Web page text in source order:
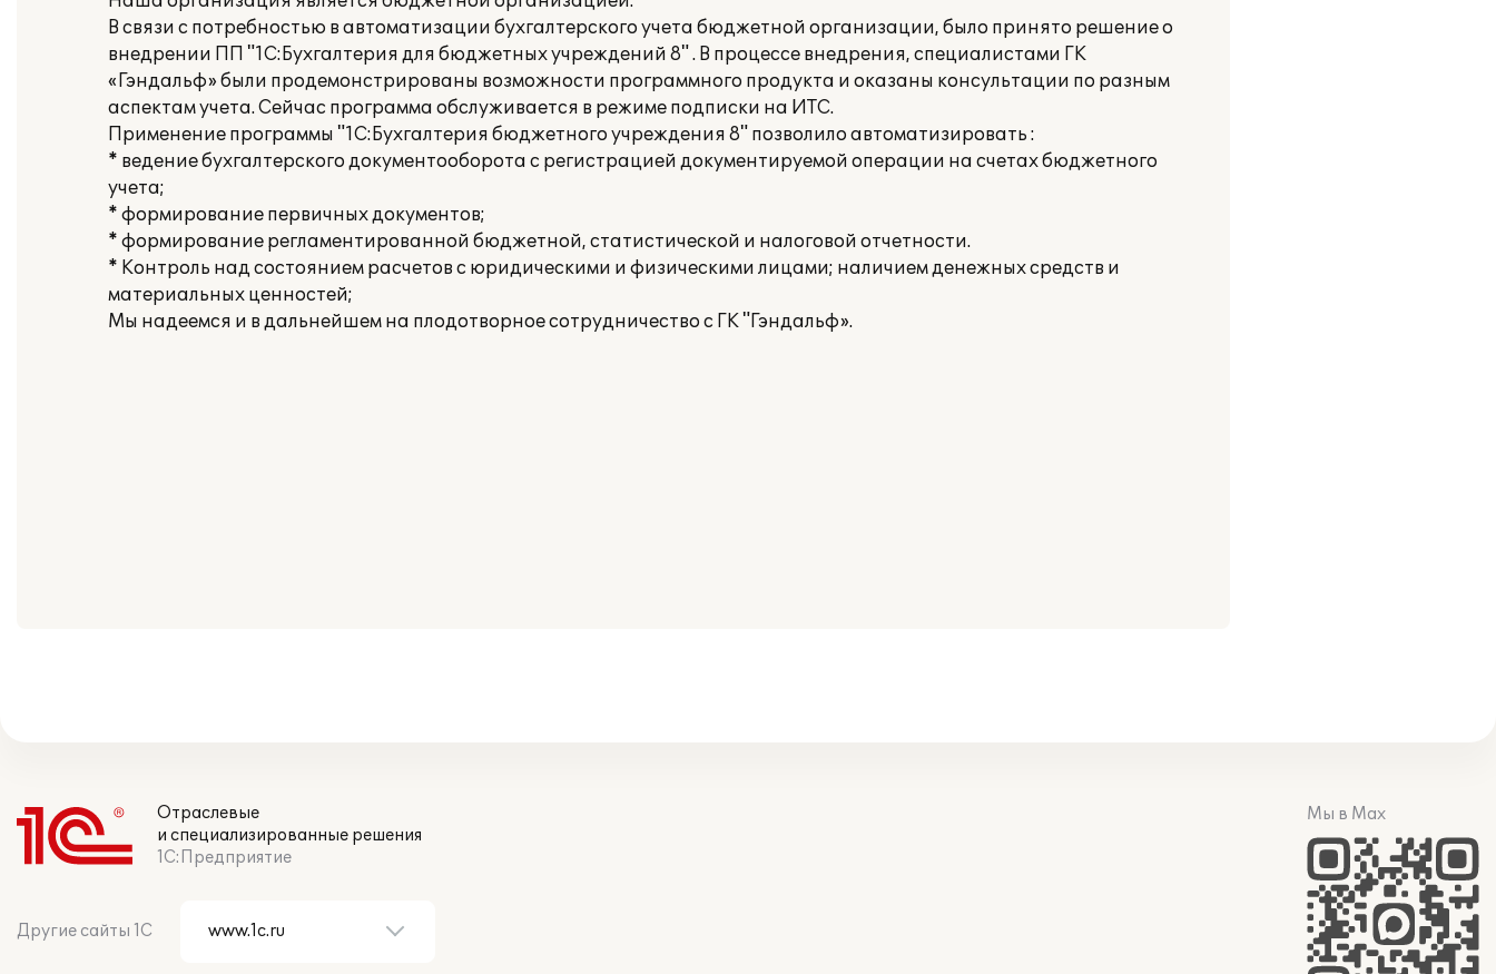
В связи с потребностью в автоматизации бухгалтерского учета бюджетной организации, было принято решение о
внедрении ПП "1С:Бухгалтерия для бюджетных учреждений 8" . В процессе внедрения, специалистами ГК
«Гэндальф» были продемонстрированы возможности программного продукта и оказаны консультации по разным
аспектам учета. Сейчас программа обслуживается в режиме подписки на ИТС.
Применение программы "1С:Бухгалтерия бюджетного учреждения 8" позволило автоматизировать :
* ведение бухгалтерского документооборота с регистрацией документируемой операции на счетах бюджетного
учета;
* формирование первичных документов;
* формирование регламентированной бюджетной, статистической и налоговой отчетности.
* Контроль над состоянием расчетов с юридическими и физическими лицами; наличием денежных средств и
материальных ценностей;
Мы надеемся и в дальнейшем на плодотворное сотрудничество с ГК "Гэндальф».
Отраслевые
и специализированные решения
1С:Предприятие
Другие сайты 1С
Мы в Max